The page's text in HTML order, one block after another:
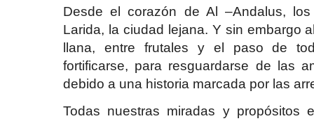
Desde el corazón de Al –Andalus,
Larida, la ciudad lejana. Y sin embargo
llana, entre frutales y el paso de
fortificarse, para resguardarse de las
debido a una historia marcada por las
Todas nuestras miradas y